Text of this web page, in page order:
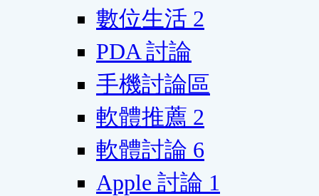
數位生活 2
PDA 討論
手機討論區
軟體推薦 2
軟體討論 6
Apple 討論 1